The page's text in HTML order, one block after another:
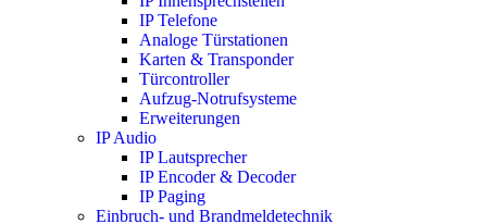
IP Telefone
Analoge Türstationen
Karten & Transponder
Türcontroller
Aufzug-Notrufsysteme
Erweiterungen
IP Audio
IP Lautsprecher
IP Encoder & Decoder
IP Paging
Einbruch- und Brandmeldetechnik